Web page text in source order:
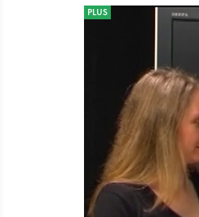
PLUS